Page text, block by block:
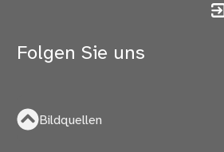
Folgen Sie uns
Bildquellen